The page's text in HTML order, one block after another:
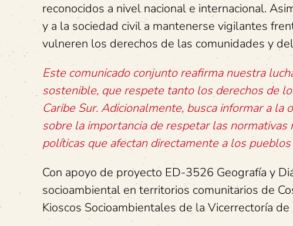
reconocidos a nivel nacional e internacional.
y a la sociedad civil a mantenerse vigilantes
vulneren los derechos de las comunidades y
Este comunicado conjunto reafirma nuestra
sostenible, que respete tanto los derechos de
Caribe Sur. Adicionalmente, busca informar a
sobre la importancia de respetar las
políticas que afectan directamente a los
Con apoyo de proyecto ED-3526 Geografía y
socioambiental en territorios comunitarios de
Kioscos Socioambientales de la Vicerrectoría